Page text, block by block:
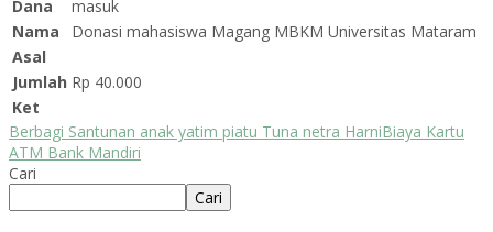
Dana
masuk
Nama
Donasi mahasiswa Magang MBKM Universitas Mataram
Asal
Jumlah Rp 40.000
Ket
Berbagi Santunan anak yatim piatu Tuna netra HarniBiaya Kartu
ATM Bank Mandiri
Cari
Cari